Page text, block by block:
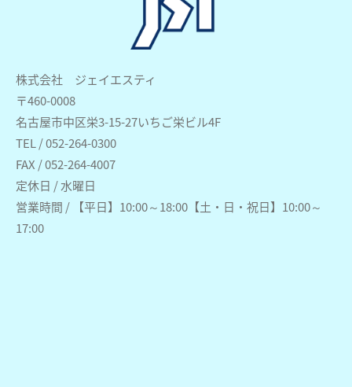
株式会社 ジェイエスティ
〒460-0008
名古屋市中区栄3-15-27いちご栄ビル4F
TEL / 052-264-0300
FAX / 052-264-4007
定休日 / 水曜日
営業時間 / 【平日】10:00～18:00【土・日・祝日】10:00～
17:00